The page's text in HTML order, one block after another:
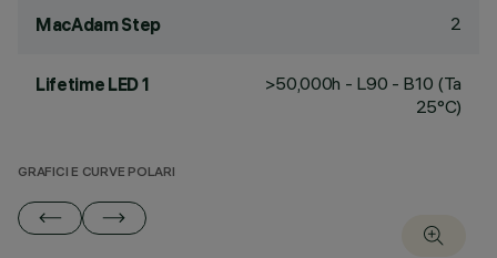
MacAdam Step 2
Lifetime LED 1
>50,000h - L90 - B10 (Ta
25°C)
GRAFICI E CURVE POLARI